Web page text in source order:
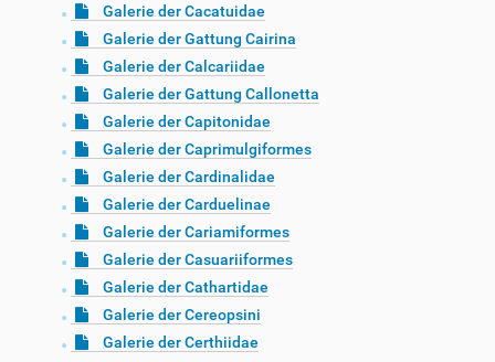
Galerie der Cacatuidae
Galerie der Gattung Cairina
Galerie der Calcariidae
Galerie der Gattung Callonetta
Galerie der Capitonidae
Galerie der Caprimulgiformes
Galerie der Cardinalidae
Galerie der Carduelinae
Galerie der Cariamiformes
Galerie der Casuariiformes
Galerie der Cathartidae
Galerie der Cereopsini
Galerie der Certhiidae